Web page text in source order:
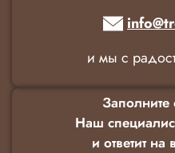
и мы с
Наш
и ответит